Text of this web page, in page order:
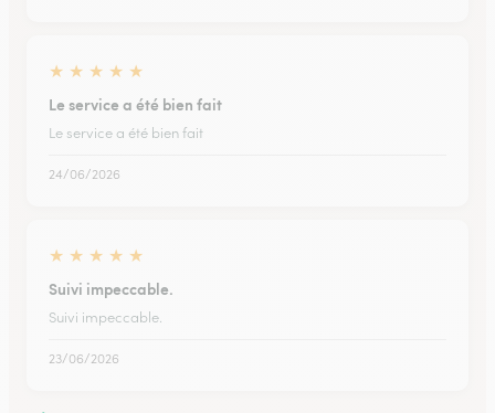
★ ★ ★ ★ ★
Le service a été bien fait
Le service a été bien fait
24/06/2026
★ ★ ★ ★ ★
Suivi impeccable.
Suivi impeccable.
23/06/2026